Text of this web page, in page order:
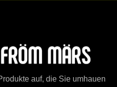
auf, die Sie umhauen